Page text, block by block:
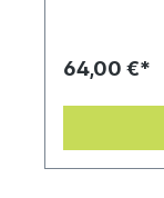
64,00 €*